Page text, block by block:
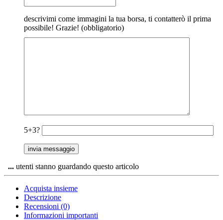
descrivimi come immagini la tua borsa, ti contatterò il prima
possibile! Grazie! (obbligatorio)
5+3?
... utenti stanno guardando questo articolo
Acquista insieme
Descrizione
Recensioni (0)
Informazioni importanti